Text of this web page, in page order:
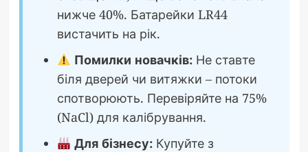
нижче 40%. Батарейки LR44
вистачить на рік.
Помилки новачків: Не ставте
біля дверей чи витяжки – потоки
спотворюють. Перевіряйте на 75%
(NaCl) для калібрування.
Для бізнесу: Купуйте з